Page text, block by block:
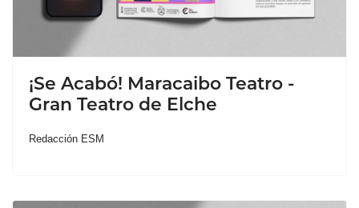
¡Se Acabó! Maracaibo Teatro -
Gran Teatro de Elche
Redacción ESM